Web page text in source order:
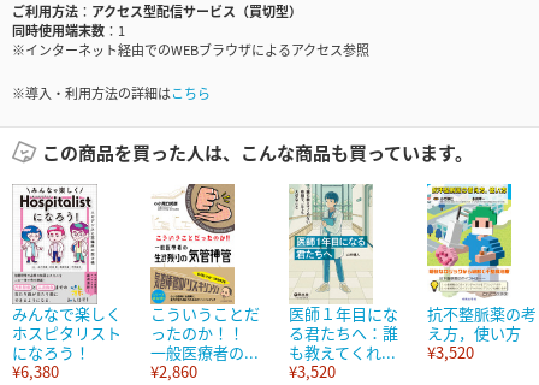
ご利用方法
アクセス型配信サービス（買切型）
同時使用端末数
1
※インターネット経由でのWEBブラウザによるアクセス参照
※導入・利用方法の詳細はこちら
この商品を買った人は、こんな商品も買っています。
みんなで楽しく
ホスピタリスト
になろう！
¥6,380
こういうことだ
ったのか！！
一般医療者の...
¥2,860
医師１年目にな
る君たちへ：誰
も教えてくれ...
¥3,520
抗不整脈薬の考
え方，使い方
¥3,520